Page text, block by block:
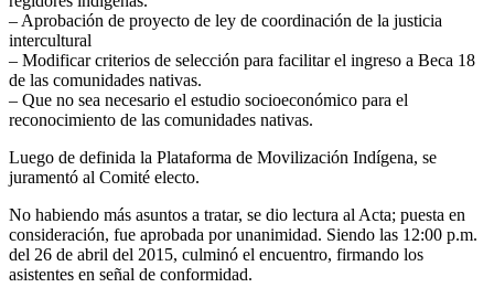
– Aprobación de proyecto de ley de coordinación de la justicia
intercultural
– Modificar criterios de selección para facilitar el ingreso a Beca 18
de las comunidades nativas.
– Que no sea necesario el estudio socioeconómico para el
reconocimiento de las comunidades nativas.
Luego de definida la Plataforma de Movilización Indígena, se
juramentó al Comité electo.
No habiendo más asuntos a tratar, se dio lectura al Acta; puesta en
consideración, fue aprobada por unanimidad. Siendo las 12:00 p.m.
del 26 de abril del 2015, culminó el encuentro, firmando los
asistentes en señal de conformidad.